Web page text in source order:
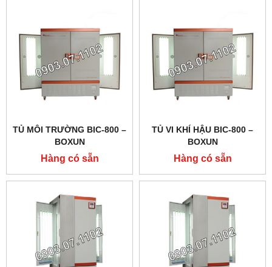
TỦ MÔI TRƯỜNG BIC-800 –
BOXUN
Hàng có sẵn
TỦ VI KHÍ HẬU BIC-800 –
BOXUN
Hàng có sẵn